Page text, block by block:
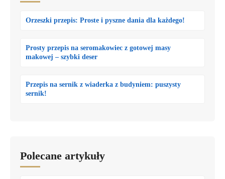
Orzeszki przepis: Proste i pyszne dania dla każdego!
Prosty przepis na seromakowiec z gotowej masy
makowej – szybki deser
Przepis na sernik z wiaderka z budyniem: puszysty
sernik!
Polecane artykuły